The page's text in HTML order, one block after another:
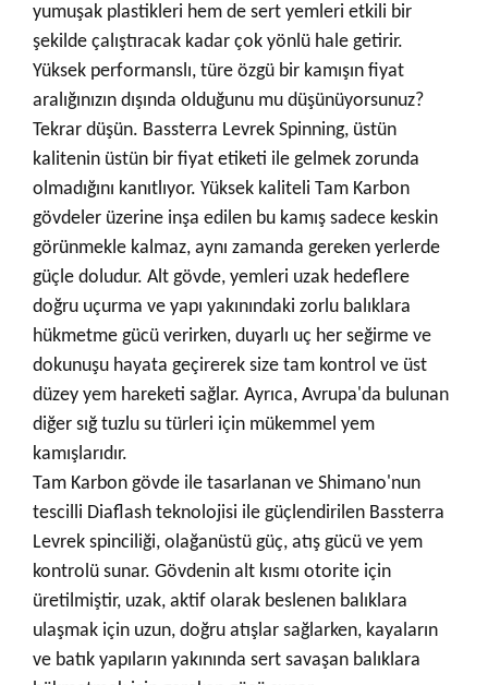
yumuşak plastikleri hem de sert yemleri etkili bir
şekilde çalıştıracak kadar çok yönlü hale getirir.
Yüksek performanslı, türe özgü bir kamışın fiyat
aralığınızın dışında olduğunu mu düşünüyorsunuz?
Tekrar düşün. Bassterra Levrek Spinning, üstün
kalitenin üstün bir fiyat etiketi ile gelmek zorunda
olmadığını kanıtlıyor. Yüksek kaliteli Tam Karbon
gövdeler üzerine inşa edilen bu kamış sadece keskin
görünmekle kalmaz, aynı zamanda gereken yerlerde
güçle doludur. Alt gövde, yemleri uzak hedeflere
doğru uçurma ve yapı yakınındaki zorlu balıklara
hükmetme gücü verirken, duyarlı uç her seğirme ve
dokunuşu hayata geçirerek size tam kontrol ve üst
düzey yem hareketi sağlar. Ayrıca, Avrupa'da bulunan
diğer sığ tuzlu su türleri için mükemmel yem
kamışlarıdır.
Tam Karbon gövde ile tasarlanan ve Shimano'nun
tescilli Diaflash teknolojisi ile güçlendirilen Bassterra
Levrek spinciliği, olağanüstü güç, atış gücü ve yem
kontrolü sunar. Gövdenin alt kısmı otorite için
üretilmiştir, uzak, aktif olarak beslenen balıklara
ulaşmak için uzun, doğru atışlar sağlarken, kayaların
ve batık yapıların yakınında sert savaşan balıklara